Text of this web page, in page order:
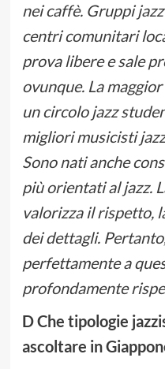
nei caffè. Gruppi
centri comunitari
prova libere e sale
ovunque. La
un circolo jazz
migliori musicisti
Sono nati anche
più orientati al jazz.
valorizza il rispetto,
dei dettagli.
perfettamente a
profondamente
D Che tipologie
ascoltare in